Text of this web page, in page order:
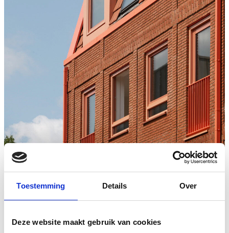
Toestemming Details Over
Deze website maakt gebruik van cookies